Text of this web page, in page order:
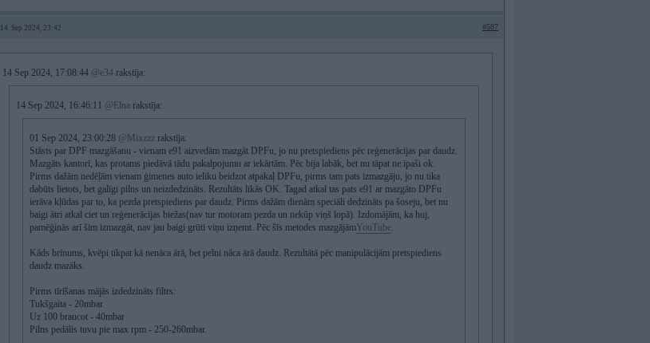
14. Sep 2024, 23:42 #587
14 Sep 2024, 17:08:44 @e34 rakstīja:
14 Sep 2024, 16:46:11 @Elna rakstīja:
01 Sep 2024, 23:00:28 @Mixzzz rakstīja:
Stāsts par DPF mazgāšanu - vienam e91 aizvedām mazgāt DPFu, jo nu pretspiediens pēc reģenerācijas par daudz.
Mazgāts kantorī, kas protams piedāvā tādu pakalpojumu ar iekārtām. Pēc bija labāk, bet nu tāpat ne īpaši ok.
Pirms dažām nedēļām vienam ģimenes auto ieliku beidzot atpakaļ DPFu, pirms tam pats izmazgāju, jo nu tika
dabūts lietots, bet galīgi pilns un neizdedzināts. Rezultāts likās OK. Tagad atkal tas pats e91 ar mazgāto DPFu
ierāva kļūdas par to, ka pezda pretspiediens par daudz. Pirms dažām dienām speciāli dedzināts pa šoseju, bet nu
baigi ātri atkal ciet un reģenerācijas biežas(nav tur motoram pezda un nekūp viņš lopā). Izdomājām, ka huj,
pamēģinās arī šim izmazgāt, nav jau baigi grūti viņu izņemt. Pēc šīs metodes mazgājāmYouTube.
Kāds brīnums, kvēpi tikpat kā nenāca ārā, bet pelni nāca ārā daudz. Rezultātā pēc manipulācijām pretspiediens
daudz mazāks.
Pirms tīrīšanas mājās izdedzināts filtrs:
Tukšgaita - 20mbar
Uz 100 braucot - 40mbar
Pilns pedālis tuvu pie max rpm - 250-260mbar.